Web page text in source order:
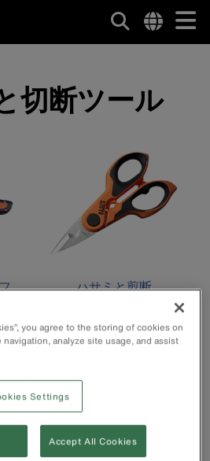
menu
切断ツール
ハサミと剪断
you agree to the storing of cookies on
analyze site usage, and assist
Settings
Accept All Cookies